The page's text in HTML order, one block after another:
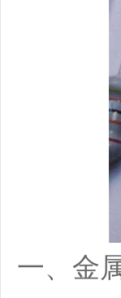
一、金